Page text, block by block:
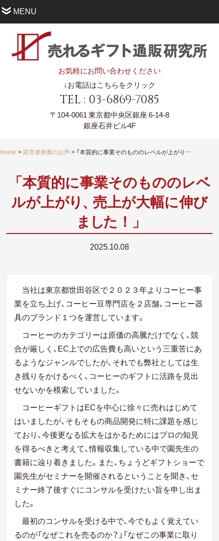
MENU
お気軽にお問い合わせください
↓お電話はこちらをクリック
TEL : 03-6869-7085
〒104-0061東京都中央区銀座 6-14-8
銀座石井ビル4F
Home 経営者推薦のお声 「本質的に事業そのもののレベルが上がり、売上が大幅に伸びました！」
「本質的に事業そのもののレベ
ルが上がり 、 売上が大幅に伸び
ま した！ 」
2025.10.08
当社は東京都世田谷区で２０２３年よりコーヒー事
業を立ち上げ、コーヒー豆専門店を２店舗、コーヒー器
具のブランド１つを運営しています。
コーヒーのカテゴリーは原価の高騰だけでなく、競
合が厳しく、EC上での広告費も高いという三重苦にあ
るようなジャンルでしたが、それでも弊社としては生
き残りをかけるべく、コーヒーのギフトに活路を見出
せないかを模索していました。
コーヒーギフトはECを中心に徐々に売れはじめて
はいましたが、そもそもの商品開発に特に課題を感じ
ており、今後更なる拡大をはかるためにはプロの知見
を得るべきと考えて、情報収集している中で園先生の
書籍に辿り着きました。また、ちょうどギフトショーで
園先生がセミナーを開催されるということを聞き、セ
ミナー終了後すぐにコンサルを受けたい旨を申し出ま
した。
最初のコンサルを受ける中で、今でもよく覚えてい
るのが「なぜこれを売るのか？」「なぜこの事業に取り